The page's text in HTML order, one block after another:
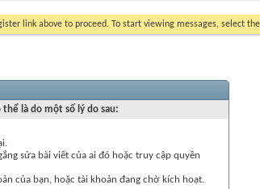
link above to proceed. To start viewing messages, select
thể là do một số lý do sau:
sửa bài viết của ai đó hoặc truy cập quyền
của bạn, hoặc tài khoản đang chờ kích hoạt.